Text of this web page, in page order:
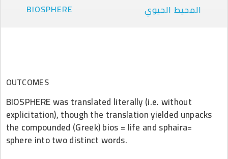
BIOSPHERE المحيط الحيوي
OUTCOMES
BIOSPHERE was translated literally (i.e. without
explicitation), though the translation yielded unpacks
the compounded (Greek) bios = life and sphaira=
sphere into two distinct words.